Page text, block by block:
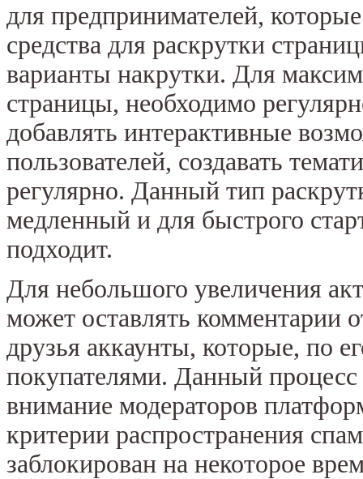
для предпринимателей,
средства для раскрутки
варианты накрутки. Для
страницы, необходимо
добавлять интерактивные
пользователей, создавать
регулярно. Данный тип
медленный и для быстрого
подходит.
Для небольшого увеличения
может оставлять комментарии
друзья аккаунты, которые, по
покупателями. Данный
внимание модераторов
критерии распространения
заблокирован на некоторое